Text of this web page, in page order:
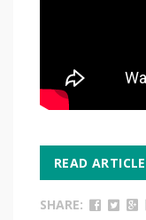
READ ARTICLE
SHARE: